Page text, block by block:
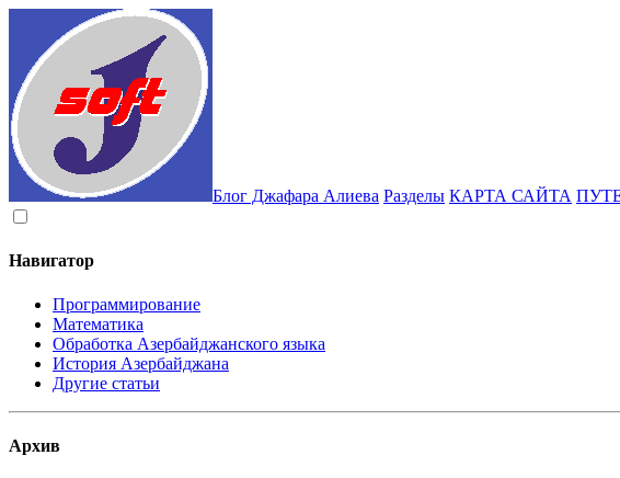
Блог Джафара Алиева Разделы КАРТА САЙТА
Навигатор
Программирование
Математика
Обработка Азербайджанского языка
История Азербайджана
Другие статьи
Архив